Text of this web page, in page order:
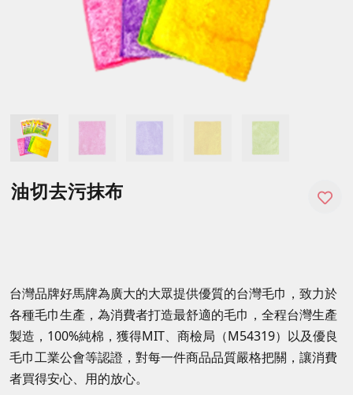
油切去污抹布
台灣品牌好馬牌為廣大的大眾提供優質的台灣毛巾，致力於
各種毛巾生產，為消費者打造最舒適的毛巾，全程台灣生產
製造，100%純棉，獲得MIT、商檢局（M54319）以及優良
毛巾工業公會等認證，對每一件商品品質嚴格把關，讓消費
者買得安心、用的放心。